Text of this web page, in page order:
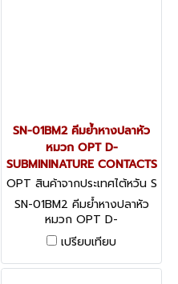
SN-01BM2 คีมย้ำหางปลาหัว
หมวก OPT D-
SUBMININATURE CONTACTS
OPT สินค้าจากประเทศไต้หวัน S
N-01BM2
SN-01BM2 คีมย้ำหางปลาหัว
หมวก OPT D-
SUBMININATURE CONTACTS
เปรียบเทียบ